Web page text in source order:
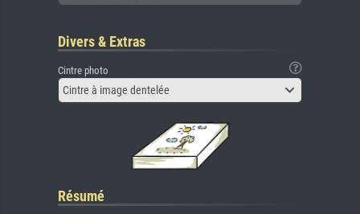
Divers & Extras
Cintre photo
Cintre à image dentelée
Résumé